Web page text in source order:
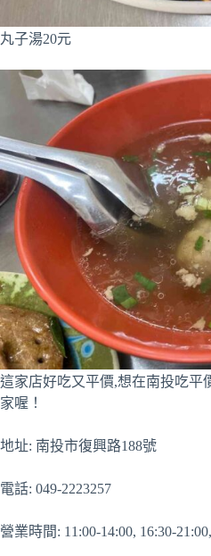
丸子湯20元
這家店好吃又平價,想在南投吃平
家喔！
地址: 南投市復興路188號
電話: 049-2223257
營業時間: 11:00-14:00, 16:30-